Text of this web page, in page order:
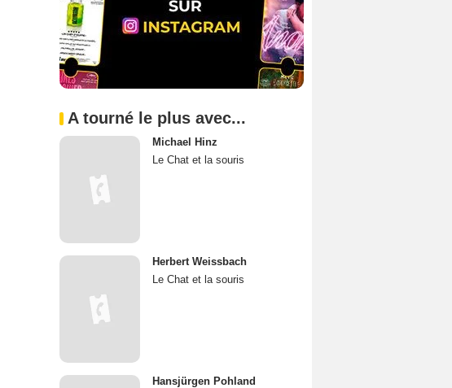
A tourné le plus avec...
Michael Hinz
Le Chat et la souris
Herbert Weissbach
Le Chat et la souris
Hansjürgen Pohland